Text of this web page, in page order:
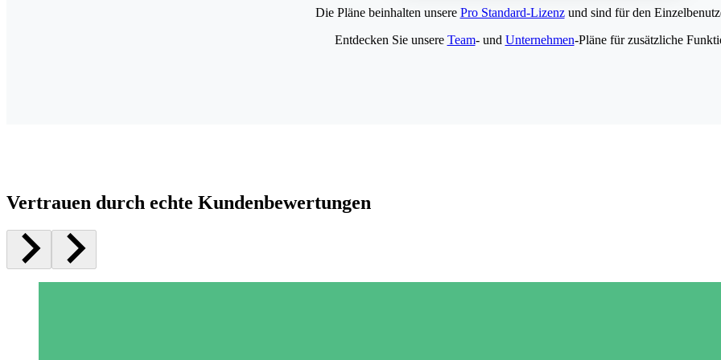
Die Pläne beinhalten unsere Pro Standard-Lizenzund sind für den
Entdecken Sie unsere Team- und Unternehmen-Pläne für zusätzliche
Vertrauen durch echte Kundenbewertungen